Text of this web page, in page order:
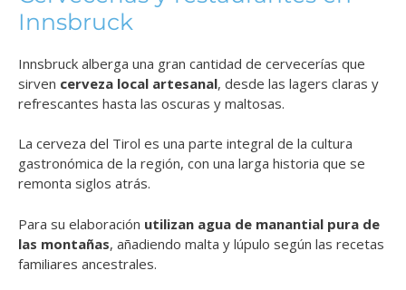
Innsbruck
Innsbruck alberga una gran cantidad de cervecerías que
sirven cerveza local artesanal, desde las lagers claras y
refrescantes hasta las oscuras y maltosas.
La cerveza del Tirol es una parte integral de la cultura
gastronómica de la región, con una larga historia que se
remonta siglos atrás.
Para su elaboración utilizan agua de manantial pura de
las montañas, añadiendo malta y lúpulo según las recetas
familiares ancestrales.